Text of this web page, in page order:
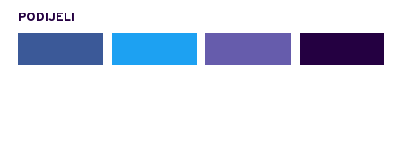
PODIJELI